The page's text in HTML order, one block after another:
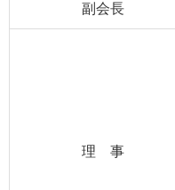
副会長
理 事